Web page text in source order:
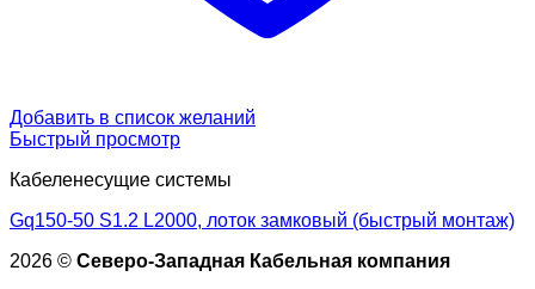
Добавить в список желаний
Быстрый просмотр
Кабеленесущие системы
Gq150-50 S1.2 L2000, лоток замковый (быстрый монтаж)
2026 © Северо-Западная Кабельная компания